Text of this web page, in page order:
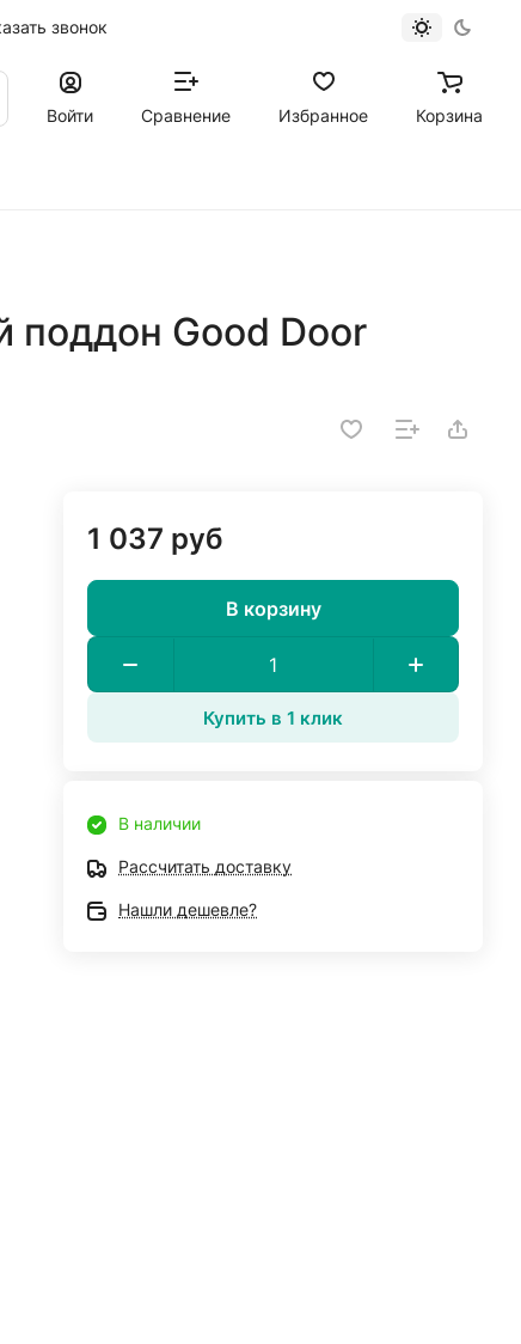
звонок
Войти
Сравнение Избранное Корзина
Good Door
1 037 руб
В корзину
Купить в 1 клик
В наличии
Рассчитать доставку
Нашли дешевле?